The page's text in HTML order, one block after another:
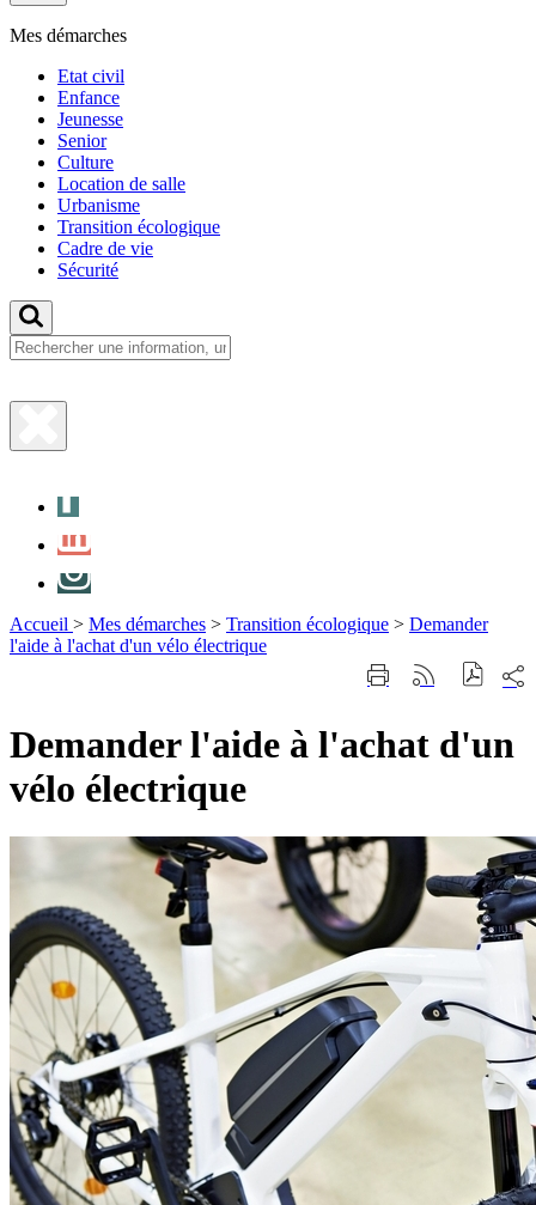
Fermer
le
menu
Mes démarches
Etat civil
Enfance
Jeunesse
Senior
Culture
Location de salle
Urbanisme
Transition écologique
Cadre de vie
Sécurité
Fermer
Accueil > Mes démarches > Transition écologique > Demander
l'aide à l'achat d'un vélo électrique
ImprimerGénérer
RSS
sur
Demander l'aide à l'achat d'un
vélo électrique